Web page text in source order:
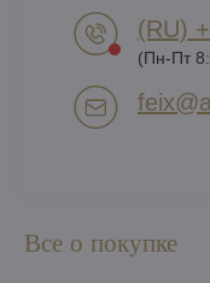
Все о покупке
(RU)
(Пн-Пт